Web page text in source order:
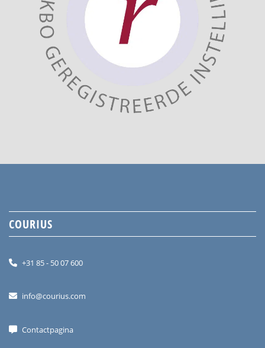
COURIUS
+31 85 - 50 07 600
info@courius.com
Contactpagina